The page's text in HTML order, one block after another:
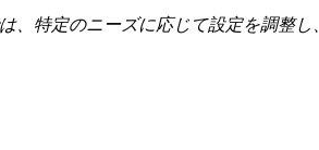
、特定のニーズに応じて設定を調整